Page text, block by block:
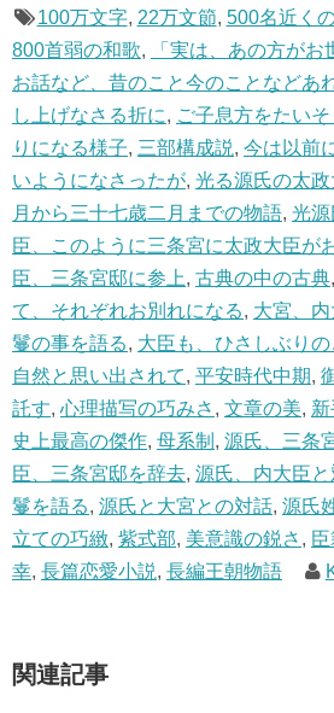
ウ
で
開
き
す
)
い
(
新
し
い
ウ
ィ
ン
ド
ウ
で
開
き
ま
す
)
100万文字, 22万文節, 500名近く
800首弱の和歌, 「実は、あの方が
お話など、昔のこと今のことなどあ
し上げなさる折に, ご子息方をたい
りになる様子, 三部構成説, 今は以前
いようになさったが, 光る源氏の太
月から三十七歳二月までの物語, 光源
臣、このように三条宮に太政大臣が
臣、三条宮邸に参上, 古典の中の古典,
て、それぞれお別れになる, 大宮、内
鬘の事を語る, 大臣も、ひさしぶり
自然と思い出されて, 平安時代中期,
託す, 心理描写の巧みさ , 文章の美,
史上最高の傑作, 母系制 , 源氏、三条
臣、三条宮邸を辞去, 源氏、内大臣
鬘を語る, 源氏と大宮との対話, 源氏
立ての巧緻, 紫式部, 美意識の鋭さ ,
幸, 長篇恋愛小説, 長編王朝物語
関連記事